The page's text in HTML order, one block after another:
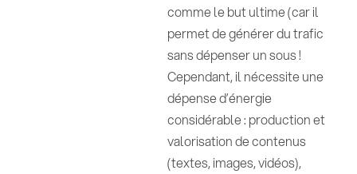
comme le but ultime (car il
permet de générer du trafic
sans dépenser un sous !
Cependant, il nécessite une
dépense d’énergie
considérable : production et
valorisation de contenus
(textes, images, vidéos),